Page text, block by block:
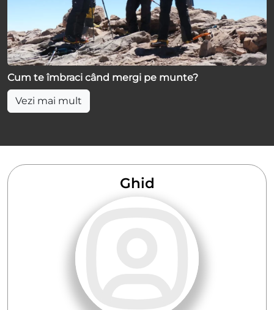
Cum te îmbraci când mergi pe munte?
Vezi mai mult
Ghid